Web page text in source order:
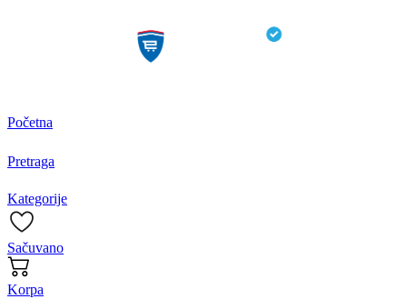
Početna
Pretraga
Kategorije
Sačuvano
Korpa